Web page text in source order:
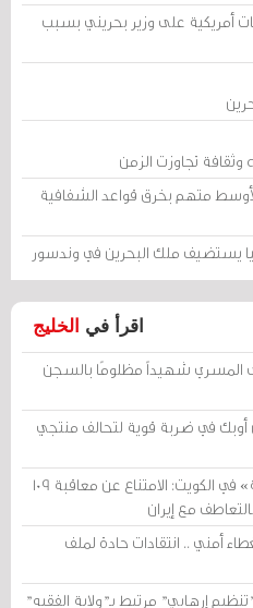
أمريكية على وزير بحريني بسبب
تجاوزت الزمن
متهم بخرق قواعد الشفافية
يستضيف ملك البحرين في وندسور
اقرأ في الخليج
المسري شهيداً مظلومًا بالسجن
أوبك في ضربة قوية لتحالف منتجي
محكمة «أمن الدولة» في الكويت: الامتناع عن معاقبة 109
أمني .. انتقادات حادة لملف
إرهابي" مرتبط بـ"ولاية الفقيه"